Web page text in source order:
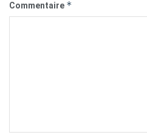
Commentaire *